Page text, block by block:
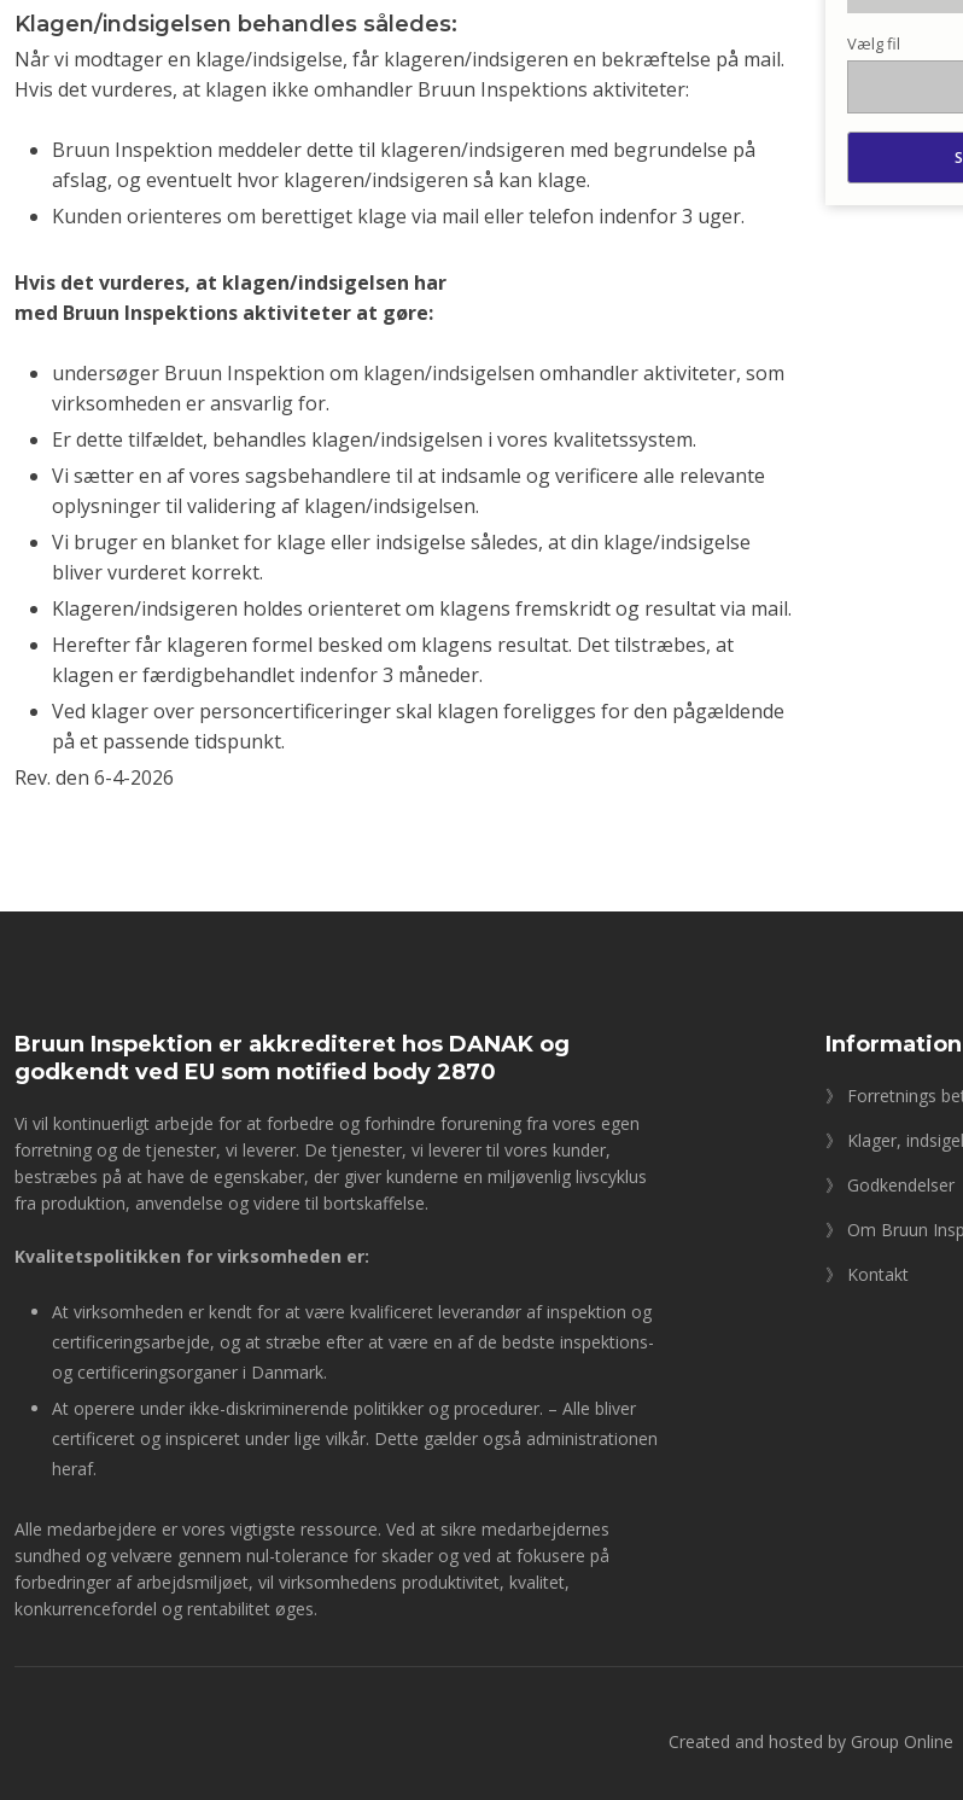
Klagen/indsigelsen behandles således:
Når vi modtager en klage/indsigelse, får klageren/indsigeren en bekræftelse på mail.
Hvis det vurderes, at klagen ikke omhandler Bruun Inspektions aktiviteter:
Bruun Inspektion meddeler dette til klageren/indsigeren med begrundelse på
afslag, og eventuelt hvor klageren/indsigeren så kan klage.
Kunden orienteres om berettiget klage via mail eller telefon indenfor 3 uger.
Hvis det vurderes, at klagen/indsigelsen har
​med Bruun Inspektions aktiviteter at gøre:
undersøger Bruun Inspektion om klagen/indsigelsen omhandler aktiviteter, som
virksomheden er ansvarlig for.
Er dette tilfældet, behandles klagen/indsigelsen i vores kvalitetssystem.
Vi sætter en af vores sagsbehandlere til at indsamle og verificere alle relevante
oplysninger til validering af klagen/indsigelsen.
Vi bruger en blanket for klage eller indsigelse således, at din klage/indsigelse
bliver vurderet korrekt.
Klageren/indsigeren holdes orienteret om klagens fremskridt og resultat via mail.
Herefter får klageren formel besked om klagens resultat. Det tilstræbes, at
klagen er færdigbehandlet indenfor 3 måneder.
Ved klager over personcertificeringer skal klagen foreligges for den pågældende
på et passende tidspunkt.
Rev. den 6-4-2026​
Vælg fil
Bruun Inspektion er akkrediteret hos DANAK og
godkendt ved EU som notified body 2870
Vi vil kontinuerligt arbejde for at forbedre og forhindre forurening fra vores egen
forretning og de tjenester, vi leverer. De tjenester, vi leverer til vores kunder,
bestræbes på at have de egenskaber, der giver kunderne en miljøvenlig livscyklus
fra produktion, anvendelse og videre til bortskaffelse.
Kvalitetspolitikken for virksomheden er:
At virksomheden er kendt for at være kvalificeret leverandør af inspektion og
certificeringsarbejde, og at stræbe efter at være en af de bedste inspektions-
og certificeringsorganer i Danmark.
At operere under ikke-diskriminerende politikker og procedurer. – Alle bliver
certificeret og inspiceret under lige vilkår. Dette gælder også administrationen
heraf.
Alle medarbejdere er vores vigtigste ressource. Ved at sikre medarbejdernes
sundhed og velvære gennem nul-tolerance for skader og ved at fokusere på
forbedringer af arbejdsmiljøet, vil virksomhedens produktivitet, kvalitet,
konkurrencefordel og rentabilitet øges.
Information
》 Forretnings
》 Klager,
》 Godkendelser
》 Om Bruun
》 Kontakt
Created and hosted by Group Online